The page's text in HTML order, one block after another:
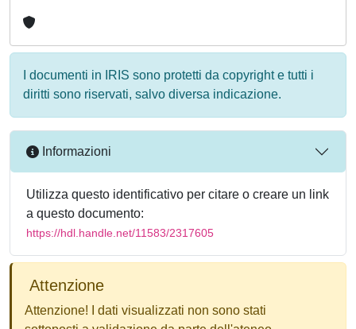
I documenti in IRIS sono protetti da copyright e tutti i
diritti sono riservati, salvo diversa indicazione.
Informazioni
Utilizza questo identificativo per citare o creare un link
a questo documento:
https://hdl.handle.net/11583/2317605
Attenzione
Attenzione! I dati visualizzati non sono stati